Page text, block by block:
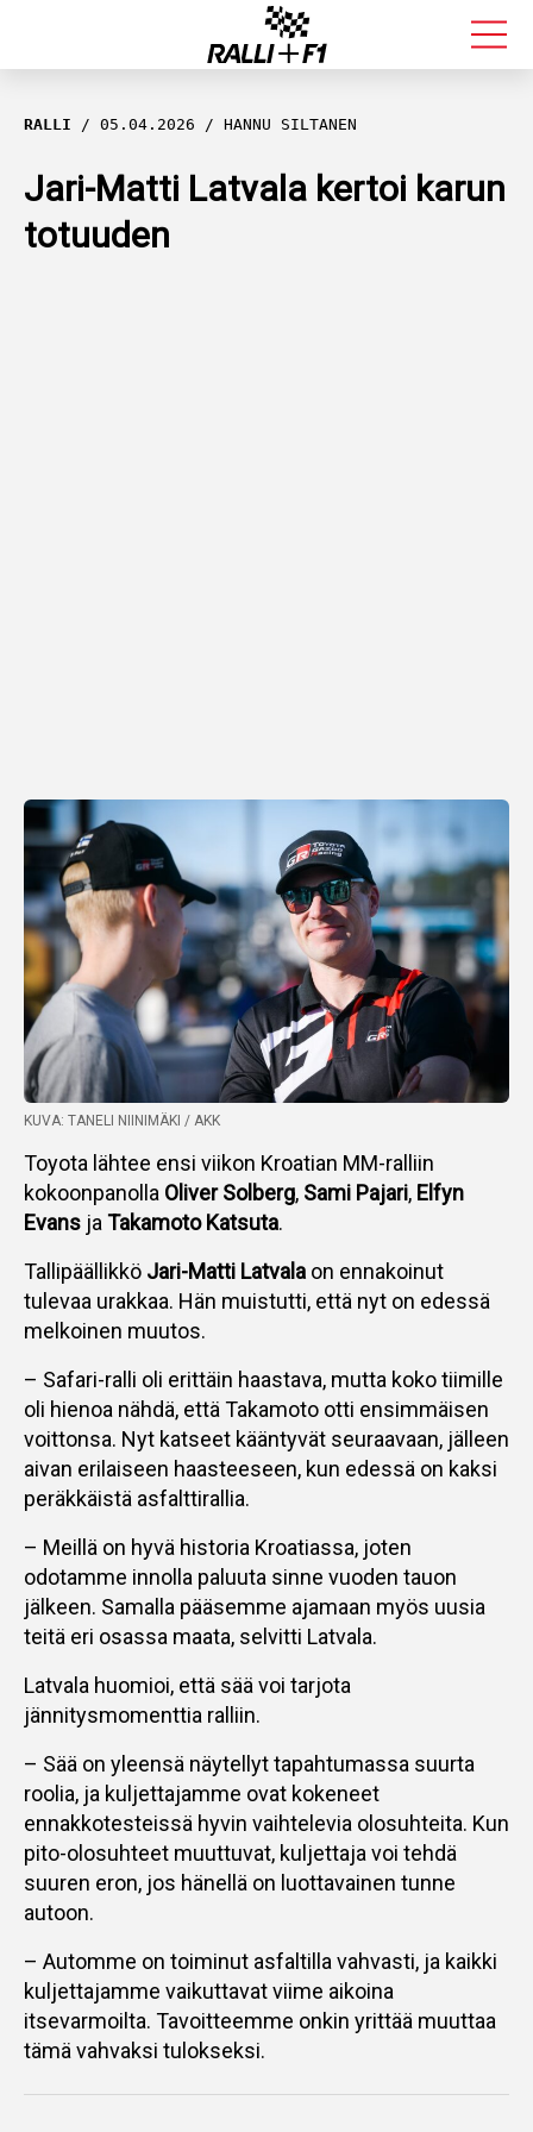
FORMULA 1
RALLI
KALLE ROVANPERÄ
RALLI 05.04.2026 HANNU SILTANEN
Jari-Matti Latvala kertoi karun
totuuden
KUVA: TANELI NIINIMÄKI / AKK
Toyota lähtee ensi viikon Kroatian MM-ralliin
kokoonpanolla Oliver Solberg, Sami Pajari, Elfyn
Evans ja Takamoto Katsuta.
Tallipäällikkö Jari-Matti Latvala on ennakoinut
tulevaa urakkaa. Hän muistutti, että nyt on edessä
melkoinen muutos.
– Safari-ralli oli erittäin haastava, mutta koko tiimille
oli hienoa nähdä, että Takamoto otti ensimmäisen
voittonsa. Nyt katseet kääntyvät seuraavaan, jälleen
aivan erilaiseen haasteeseen, kun edessä on kaksi
peräkkäistä asfalttirallia.
– Meillä on hyvä historia Kroatiassa, joten
odotamme innolla paluuta sinne vuoden tauon
jälkeen. Samalla pääsemme ajamaan myös uusia
teitä eri osassa maata, selvitti Latvala.
Latvala huomioi, että sää voi tarjota
jännitysmomenttia ralliin.
– Sää on yleensä näytellyt tapahtumassa suurta
roolia, ja kuljettajamme ovat kokeneet
ennakkotesteissä hyvin vaihtelevia olosuhteita. Kun
pito-olosuhteet muuttuvat, kuljettaja voi tehdä
suuren eron, jos hänellä on luottavainen tunne
autoon.
– Automme on toiminut asfaltilla vahvasti, ja kaikki
kuljettajamme vaikuttavat viime aikoina
itsevarmoilta. Tavoitteemme onkin yrittää muuttaa
tämä vahvaksi tulokseksi.